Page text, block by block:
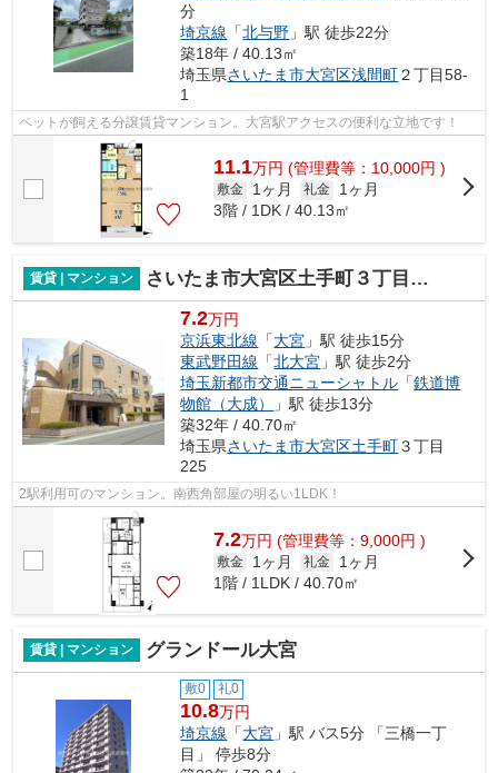
分
埼京線 「北与野 」駅 徒歩22分
築18年 / 40.13㎡
埼玉県さいたま市大宮区浅間町２丁目58-
1
ペットが飼える分譲賃貸マンション。大宮駅アクセスの便利な立地です！
11.1万円 (管理費等：10,000円 )
敷金 1ヶ月 礼金
1ヶ月
3階 / 1DK / 40.13㎡
賃貸 | マンション さいたま市大宮区土手町３丁目のマンション
7.2万円
京浜東北線 「大宮 」駅 徒歩15分
東武野田線 「北大宮 」駅 徒歩2分
埼玉新都市交通ニューシャトル 「鉄道博
物館（大成）
」駅 徒歩13分
築32年 / 40.70㎡
埼玉県さいたま市大宮区土手町３丁目
225
2駅利用可のマンション。南西角部屋の明るい1LDK！
7.2万円 (管理費等：9,000円 )
敷金 1ヶ月 礼金
1ヶ月
1階 / 1LDK / 40.70㎡
賃貸 | マンション グランドール大宮
敷0 礼0
10.8万円
埼京線 「大宮 」駅 バス5分 「三橋一丁
目」 停歩8分